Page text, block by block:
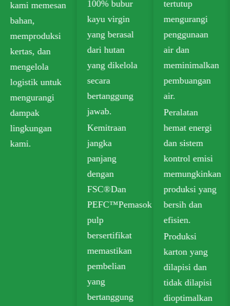
kami memesan
bahan,
memproduksi
kertas, dan
mengelola
logistik untuk
mengurangi
dampak
lingkungan
kami.
100% bubur
kayu virgin
yang berasal
dari hutan
yang dikelola
secara
bertanggung
jawab.
Kemitraan
jangka
panjang
dengan
FSC®Dan
PEFC™Pemasok
pulp
bersertifikat
memastikan
pembelian
yang
bertanggung
tertutup
mengurangi
penggunaan
air dan
meminimalkan
pembuangan
air.
Peralatan
hemat energi
dan sistem
kontrol emisi
memungkinkan
produksi yang
bersih dan
efisien.
Produksi
karton yang
dilapisi dan
tidak dilapisi
dioptimalkan